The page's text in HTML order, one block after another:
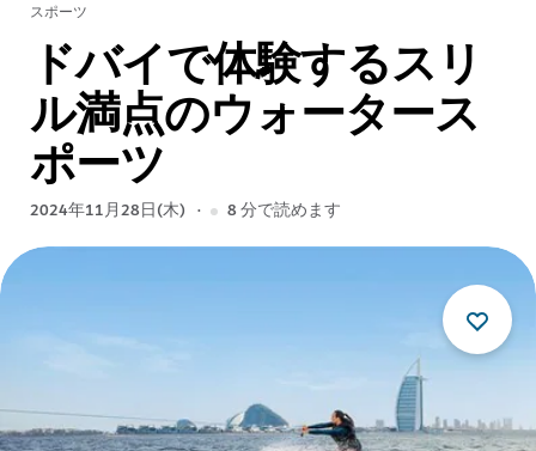
スポーツ
ドバイで体験するスリ
ル満点のウォータース
ポーツ
2024年11月28日(木) 8分で読めます